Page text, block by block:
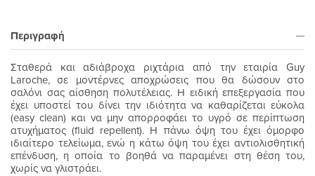
Περιγραφή
Σταθερά και αδιάβροχα ριχτάρια από την εταιρία Guy
Laroche, σε μοντέρνες αποχρώσεις που θα δώσουν στο
σαλόνι σας αίσθηση πολυτέλειας. Η ειδική επεξεργασία που
έχει υποστεί του δίνει την ιδιότητα να καθαρίζεται εύκολα
(easy clean) και να μην απορροφάει το υγρό σε περίπτωση
ατυχήματος (fluid repellent). Η πάνω όψη του έχει όμορφο
ιδιαίτερο τελείωμα, ενώ η κάτω όψη τουέχει αντιολισθητική
επένδυση, η οποία το βοηθά να παραμένει στη θέση του,
χωρίς να γλιστράει.